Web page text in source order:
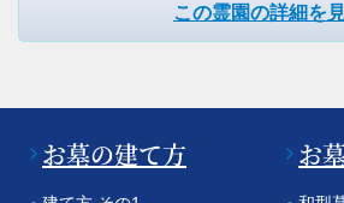
この霊園の詳細を
お墓の建て方 お